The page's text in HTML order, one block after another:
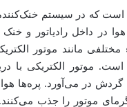
که در سیستم خنک‌کننده
در داخل رادیاتور و
مختلفی مانند موتور
موتور الکتریکی با
گردش در می‌آورد. پره‌ها هوا
موتور را جذب